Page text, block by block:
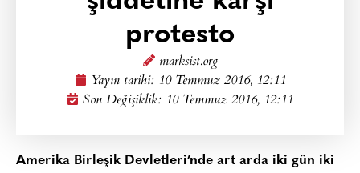
protesto
marksist.org
Yayın tarihi: 10 Temmuz 2016, 12:11
Son Değişiklik: 10 Temmuz 2016, 12:11
Amerika Birleşik Devletleri’nde art arda iki gün iki